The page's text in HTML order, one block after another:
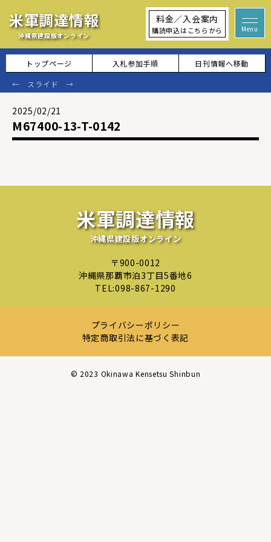
米軍調達情報
沖縄県建設版オンライン
料金／入会案内
購読申込はこちらから
トップページ 入札参加手順 日刊情報へ移動
2025/02/21
M67400-13-T-0142
米軍調達情報
沖縄県建設版オンライン
〒900-0012
沖縄県那覇市泊3丁目5番地6
TEL:098-867-1290
プライバシーポリシー
特定商取引法に基づく表記
©︎ 2023 Okinawa Kensetsu Shinbun